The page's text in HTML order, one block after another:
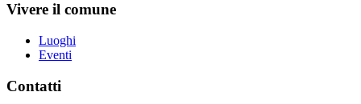
Vivere il comune
Luoghi
Eventi
Contatti